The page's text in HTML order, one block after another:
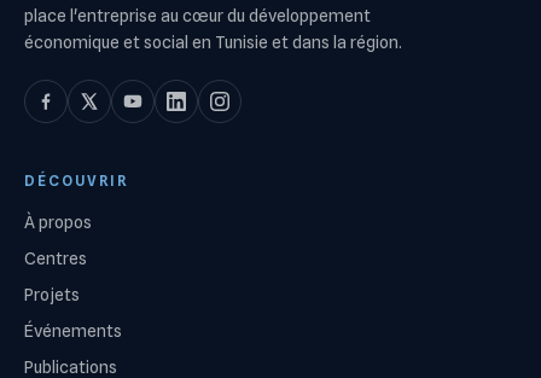
place l'entreprise au cœur du développement
économique et social en Tunisie et dans la région.
DÉCOUVRIR
À propos
Centres
Projets
Événements
Publications